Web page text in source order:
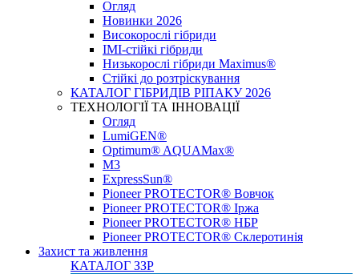
Огляд
Новинки 2026
Високорослі гібриди
IMI-стійкі гібриди
Низькорослі гібриди Maximus®
Стійкі до розтріскування
КАТАЛОГ ГІБРИДІВ РІПАКУ 2026
ТЕХНОЛОГІЇ ТА ІННОВАЦІЇ
Огляд
LumiGEN®
Optimum® AQUAMax®
М3
ExpressSun®
Pioneer PROTECTOR® Вовчок
Pioneer PROTECTOR® Іржа
Pioneer PROTECTOR® НБР
Pioneer PROTECTOR® Склеротинія
Захист та живлення
КАТАЛОГ ЗЗР